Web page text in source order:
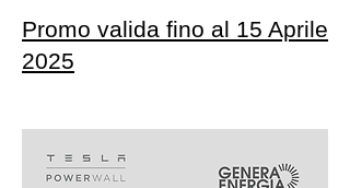
Promo valida fino al 15 Aprile
2025